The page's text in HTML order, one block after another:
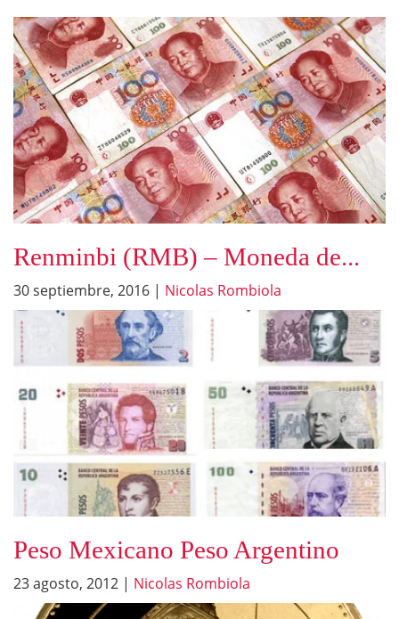
Renminbi (RMB) – Moneda de...
30 septiembre, 2016 | Nicolas Rombiola
Peso Mexicano Peso Argentino
23 agosto, 2012 | Nicolas Rombiola